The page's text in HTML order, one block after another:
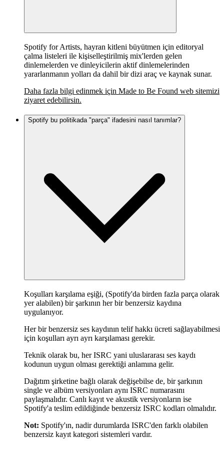
Spotify for Artists, hayran kitleni büyütmen için editoryal
çalma listeleri ile kişiselleştirilmiş mix'lerden gelen
dinlemelerden ve dinleyicilerin aktif dinlemelerinden
yararlanmanın yolları da dahil bir dizi araç ve kaynak sunar.
Daha fazla bilgi edinmek için Made to Be Found web sitemizi
ziyaret edebilirsin.
Spotify bu politikada "parça" ifadesini nasıl tanımlar?
Koşulları karşılama eşiği, (Spotify'da birden fazla parça olarak
yer alabilen) bir şarkının her bir benzersiz kaydına
uygulanıyor.
Her bir benzersiz ses kaydının telif hakkı ücreti sağlayabilmesi
için koşulları ayrı ayrı karşılaması gerekir.
Teknik olarak bu, her ISRC yani uluslararası ses kaydı
kodunun uygun olması gerektiği anlamına gelir.
Dağıtım şirketine bağlı olarak değişebilse de, bir şarkının
single ve albüm versiyonları aynı ISRC numarasını
paylaşmalıdır. Canlı kayıt ve akustik versiyonların ise
Spotify'a teslim edildiğinde benzersiz ISRC kodları olmalıdır.
Not: Spotify'ın, nadir durumlarda ISRC'den farklı olabilen
benzersiz kayıt kategori sistemleri vardır.